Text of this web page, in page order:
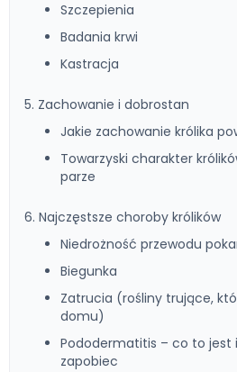
Szczepienia
Badania krwi
Kastracja
5. Zachowanie i dobrostan
Jakie zachowanie królika
Towarzyski charakter
parze
6. Najczęstsze choroby królików
Niedrożność przewodu
Biegunka
Zatrucia (rośliny trujące,
domu)
Pododermatitis – co to
zapobiec